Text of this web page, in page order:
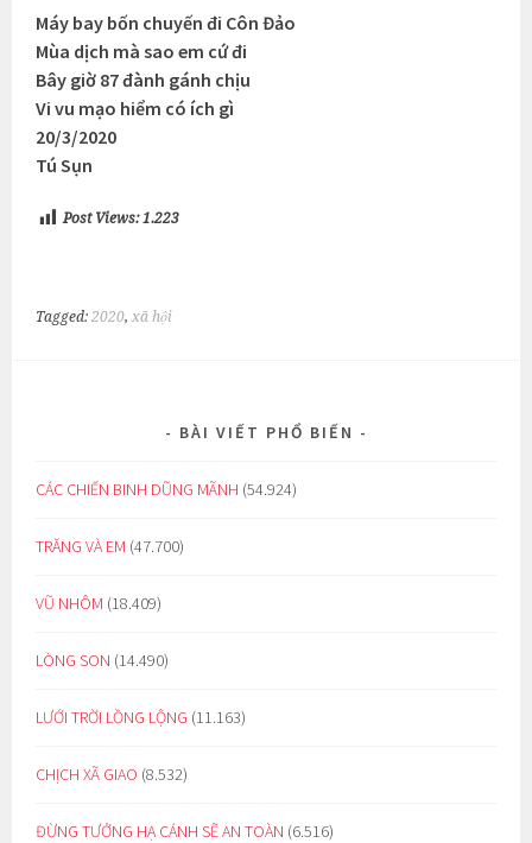
Máy bay bốn chuyến đi Côn Đảo
Mùa dịch mà sao em cứ đi
Bây giờ 87 đành gánh chịu
Vi vu mạo hiểm có ích gì
20/3/2020
Tú Sụn
Post Views: 1.223
Tagged:2020,xã hội
BÀI VIẾT PHỔ BIẾN
CÁC CHIẾN BINH DŨNG MÃNH (54.924)
TRĂNG VÀ EM (47.700)
VŨ NHÔM (18.409)
LÒNG SON (14.490)
LƯỚI TRỜI LỒNG LỘNG (11.163)
CHỊCH XÃ GIAO (8.532)
ĐỪNG TƯỞNG HẠ CÁNH SẼ AN TOÀN (6.516)